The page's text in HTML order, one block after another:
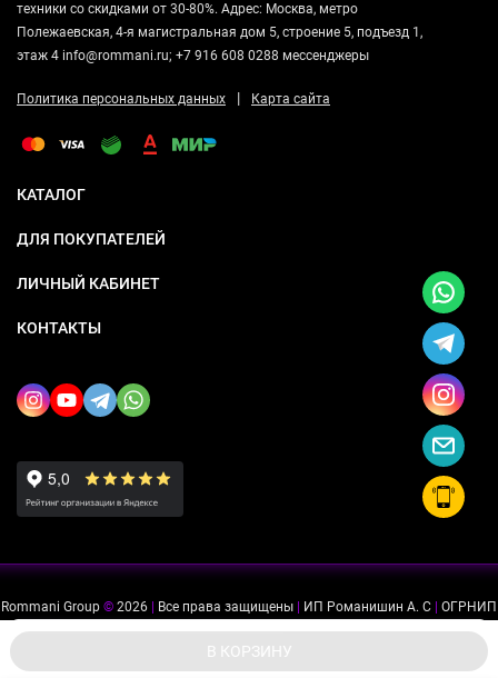
В КОРЗИНУ
техники со скидками от 30-80%. Адрес: Москва, метро
Полежаевская, 4-я магистральная дом 5, строение 5, подъезд 1,
этаж 4 info@rommani.ru; +7 916 608 0288 мессенджеры
Политика персональных данных | Карта сайта
КАТАЛОГ
ДЛЯ ПОКУПАТЕЛЕЙ
ЛИЧНЫЙ КАБИНЕТ
КОНТАКТЫ
Rommani Group © 2026 Все права защищены ИП Романишин А. С
ОГРНИП